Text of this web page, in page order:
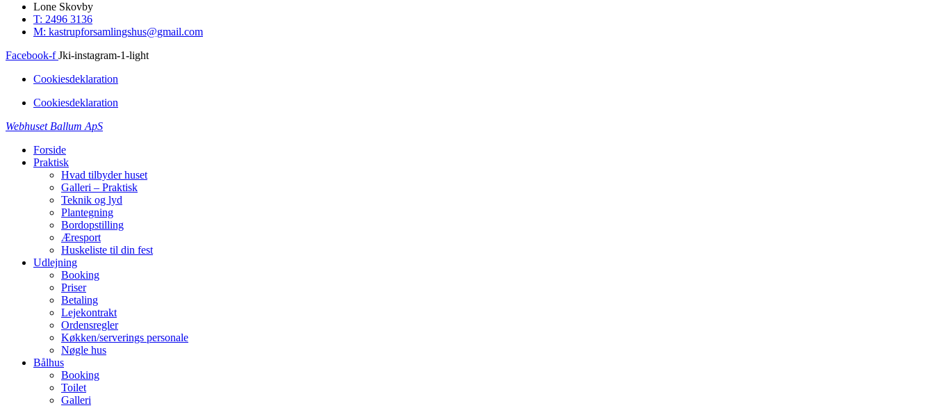
Lone Skovby
T: 2496 3136
M: kastrupforsamlingshus@gmail.com
Facebook-f Jki-instagram-1-light
Cookiesdeklaration
Cookiesdeklaration
Webhuset Ballum ApS
Forside
Praktisk
Hvad tilbyder huset
Galleri – Praktisk
Teknik og lyd
Plantegning
Bordopstilling
Æresport
Huskeliste til din fest
Udlejning
Booking
Priser
Betaling
Lejekontrakt
Ordensregler
Køkken/serverings personale
Nøgle hus
Bålhus
Booking
Toilet
Galleri